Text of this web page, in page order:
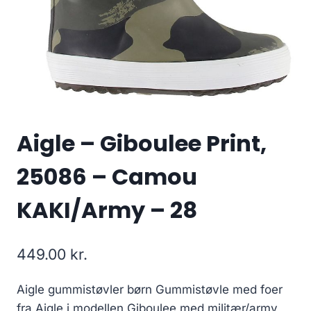
Aigle – Giboulee Print,
25086 – Camou
KAKI/Army – 28
449.00 kr.
Aigle gummistøvler børn Gummistøvle med foer
fra Aigle i modellen Giboulee med militær/army